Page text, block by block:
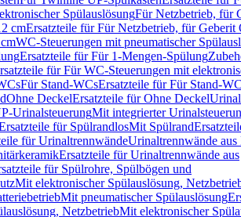
SpülauslösungFür Netzbetrieb, für
cmErsatzteile für Für Netzbetrieb, für Geberit
WC-Steuerungen mit pneumatischer
Ersatzteile für Für 1-Mengen-Spülung
für Für WC-Steuerungen mit
Für Stand-WCsErsatzteile für Für Stand-
Ohne DeckelErsatzteile für Ohne Deckel
UrinalsteuerungMit integrierter
für SpülrandlosMit Spülrand
für UrinaltrennwändeUrinaltrennwände
Ersatzteile für Urinaltrennwände aus
für Spülrohre, Spülbögen und
Mit elektronischer Spülauslösung,
Mit pneumatischer Spülauslösung
NetzbetriebMit elektronischer